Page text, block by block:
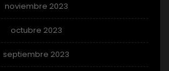
noviembre 2023
octubre 2023
septiembre 2023